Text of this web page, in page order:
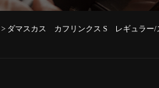
> ダマスカス カフリンクス S レギュラー/